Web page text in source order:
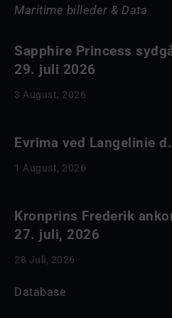
Maritime billeder & Data
Sapphire Princess
29. juli 2026
3 August, 2026
Evrima ved Langelinie
1 August, 2026
Kronprins Frederik
27. juli, 2026
28 Juli, 2026
Database